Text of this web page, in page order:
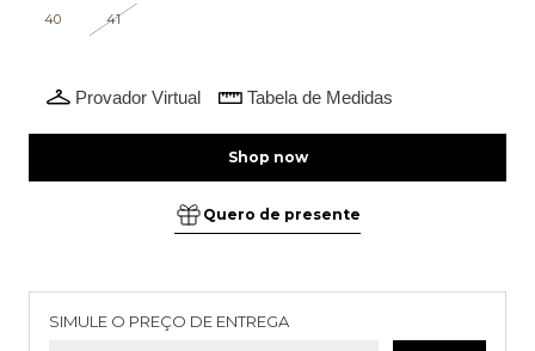
40 41
Provador Virtual Tabela de Medidas
Quero de presente
Entregas para o CEP:
SIMULE O PREÇO DE ENTREGA